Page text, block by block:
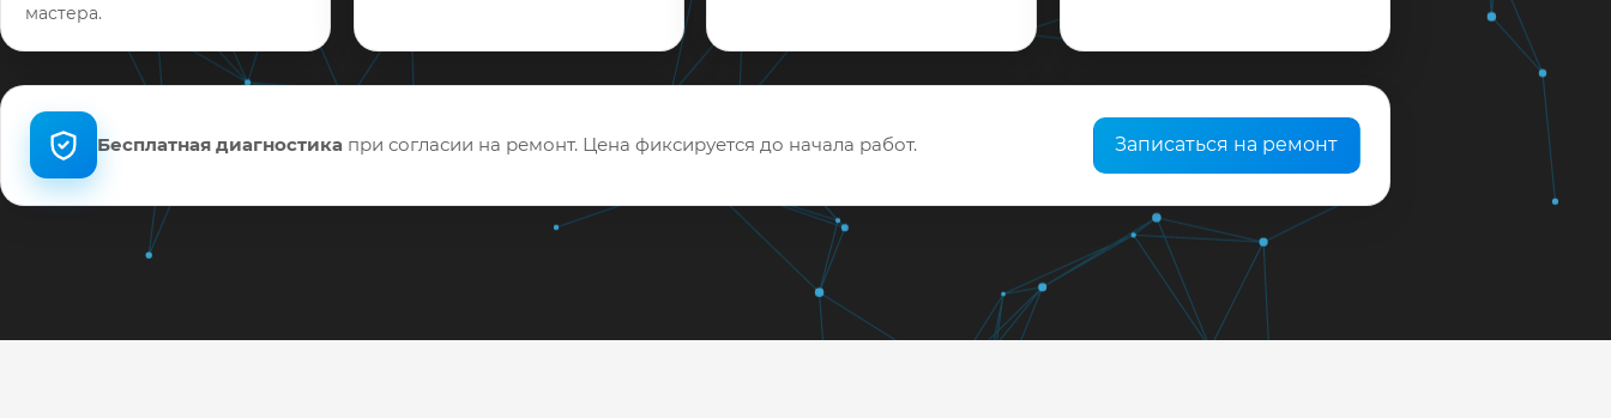
мастера.
Бесплатная диагностика при согласии на ремонт. Цена фиксируется до начала работ. Записаться на ремонт